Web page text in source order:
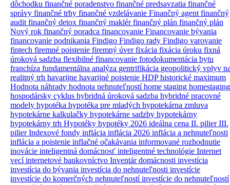
dôchodku finančné poradenstvo finančné predsavzatia finančné
správy finančné trhy finančné vzdelávanie Finančný agent finančný
audit finančný detox finančný maklérfinančný plán finančný plán
Nový rok finančný poradca financovanie Financovanie bývania
financovanie podnikania Findigo Findigo rady Findigo varovanie
fintech firemné poistenie firemný úverfixácia fixácia úroku fixná
úroková sadzba flexibilné financovanie fotodokumentácia bytu
franchíza fundamentálna analýza gentrifikácia geopolitický vplyv
realitný trh havarijne havarijné poistenie HDPhistorické maximum
Hodnota náhrady hodnota nehnuteľnostíhome staging homestaging
hospodársky cyklus hybridná úroková sadzba hybridné pracovné
modely hypotéka hypotéka pre mladých hypotekárna zmluva
hypotekárne kalkulačky hypotekárne sadzby hypotekárny
hypotekárny trh Hypotéky hypotéky 2026 ideálna cena II. pilierIII.
pilierIndexové fondy inflácia inflácia 2026 inflácia a nehnuteľnosti
inflácia a poistenie inflačné očakávania informované rozhodnutie
inovácie inteligentná domácnosť inteligentné technológie Internet
vecíinternetové bankovníctvo Inventár domácnosti investícia
investícia do bývania investícia do nehnuteľnosti investície
investície do komerčných nehnuteľnostíinvestície do nehnuteľností